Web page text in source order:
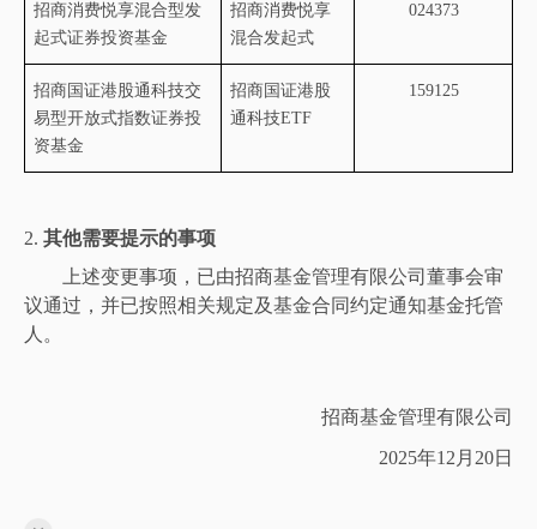
招商消费悦享混合型发
起式证券投资基金
招商消费悦享
混合发起式
024373
招商国证港股通科技交
易型开放式指数证券投
资基金
招商国证港股
通科技ETF
159125
2. 其他需要提示的事项
上述变更事项，已由招商基金管理有限公司董事会审
议通过，并已按照相关规定及基金合同约定通知基金托管
人。
招商基金管理有限公司
2025年12 月 20日